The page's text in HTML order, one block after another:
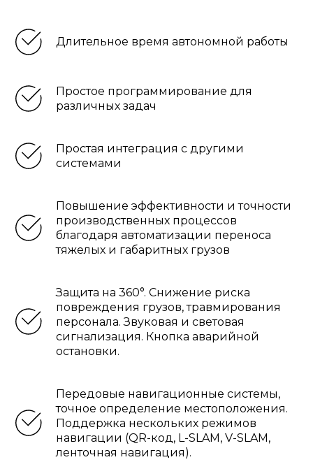
Длительное время автономной работы
Простое программирование для
различных задач
Простая интеграция с другими
системами
Повышение эффективности и точности
производственных процессов
благодаря автоматизации переноса
тяжелых и габаритных грузов
Защита на 360°. Снижение риска
повреждения грузов, травмирования
персонала. Звуковая и световая
сигнализация. Кнопка аварийной
остановки.
Передовые навигационные системы,
точное определение местоположения.
Поддержка нескольких режимов
навигации (QR-код, L-SLAM, V-SLAM,
ленточная навигация).